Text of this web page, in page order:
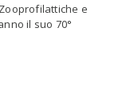
e
il suo 70°